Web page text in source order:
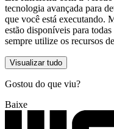
tecnologia avançada para
que você está executando.
estão disponíveis para
sempre utilize os recursos
Visualizar tudo
Gostou do que viu?
Baixe